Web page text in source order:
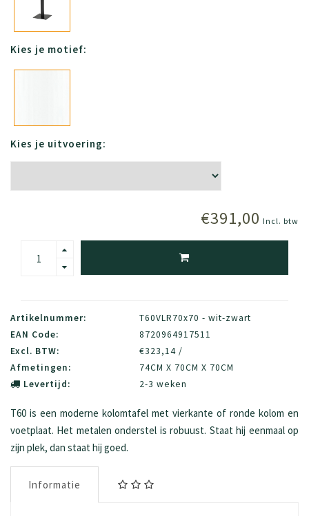
Kies je motief:
Kies je uitvoering:
€391,00 Incl. btw
Artikelnummer:
T60VLR70x70 - wit-zwart
EAN Code:
8720964917511
Excl. BTW:
€323,14 /
Afmetingen:
74CM X 70CM X 70CM
Levertijd:
2-3 weken
T60 is een moderne kolomtafel met vierkante of ronde kolom en
voetplaat. Het metalen onderstel is robuust. Staat hij eenmaal op
zijn plek, dan staat hij goed.
Informatie